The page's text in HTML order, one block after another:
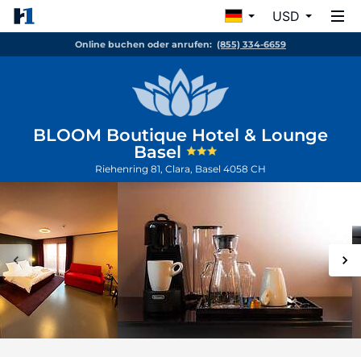
USD
Online buchen oder anrufen: (855) 334-6659
BLOOM Boutique Hotel & Lounge
Basel
Riehenring 81, Clara, Basel 4058 CH